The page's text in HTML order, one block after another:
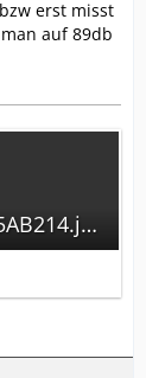
erst misst
auf 89db
2EFB07F5-7362-416F-88AC-C8795A5AB214.jpeg